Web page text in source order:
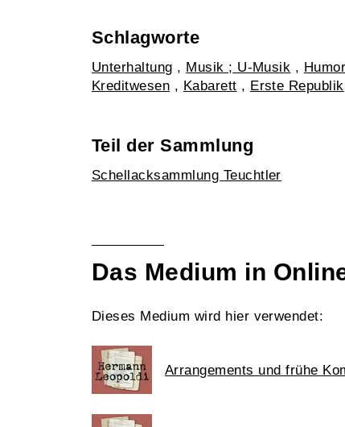
Schlagworte
Unterhaltung , Musik ; U-Musik , Humor
Kreditwesen , Kabarett , Erste Republik
Teil der Sammlung
Schellacksammlung Teuchtler
Das Medium in
Dieses Medium wird hier verwendet:
Arrangements und frühe